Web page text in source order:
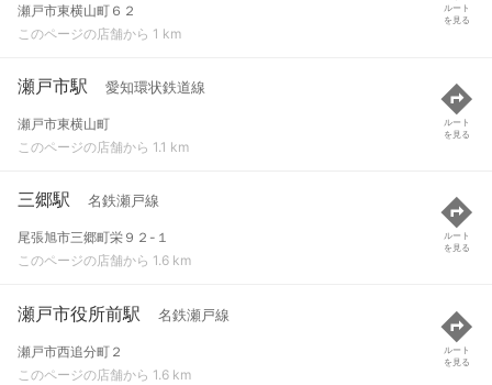
瀬戸市東横山町６２
このページの店舗から 1 km
ルート
を見る
瀬戸市駅 愛知環状鉄道線
瀬戸市東横山町
このページの店舗から 1.1 km
ルート
を見る
三郷駅 名鉄瀬戸線
尾張旭市三郷町栄９２-１
このページの店舗から 1.6 km
ルート
を見る
瀬戸市役所前駅 名鉄瀬戸線
瀬戸市西追分町２
このページの店舗から 1.6 km
ルート
を見る